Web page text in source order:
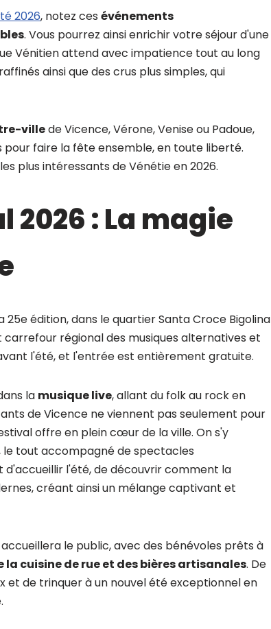
2026, notez ces événements
. Vous pourrez ainsi enrichir votre séjour d'une
Vénitien attend avec impatience tout au long
ainsi que des crus plus simples, qui
villede Vicence, Vérone, Venise ou Padoue,
faire la fête ensemble, en toute liberté.
plus intéressants de Vénétie en 2026.
2026 : La magie
édition, dans le quartier Santa Croce Bigolina
régional des musiques alternatives et
l'été, et l'entrée est entièrement gratuite.
la musique live, allant du folk au rock en
de Vicence ne viennent pas seulement pour
offre en plein cœur de la ville. On s'y
tout accompagné de spectacles
l'été, de découvrir comment la
créant ainsi un mélange captivant et
le public, avec des bénévoles prêts à
cuisine de rue et des bières artisanales. De
et de trinquer à un nouvel été exceptionnel en